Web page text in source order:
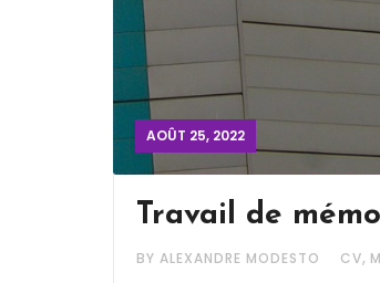
AOÛT 25, 2022
Travail de
BY ALEXANDRE MODESTO CV,